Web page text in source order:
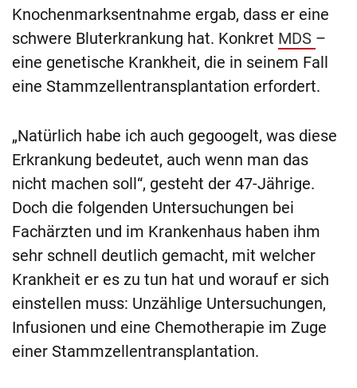
Knochenmarksentnahme ergab, dass er eine
schwere Bluterkrankung hat. Konkret MDS –
eine genetische Krankheit, die in seinem Fall
eine Stammzellentransplantation erfordert.
„Natürlich habe ich auch gegoogelt, was diese
Erkrankung bedeutet, auch wenn man das
nicht machen soll“, gesteht der 47-Jährige.
Doch die folgenden Untersuchungen bei
Fachärzten und im Krankenhaus haben ihm
sehr schnell deutlich gemacht, mit welcher
Krankheit er es zu tun hat und worauf er sich
einstellen muss: Unzählige Untersuchungen,
Infusionen und eine Chemotherapie im Zuge
einer Stammzellentransplantation.